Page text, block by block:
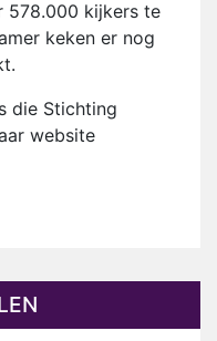
578.000 kijkers te
keken er nog
die Stichting
website